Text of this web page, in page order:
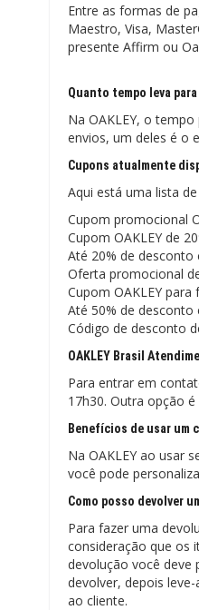
Entre as formas de
Maestro, Visa,
presente Affirm ou
Quanto tempo leva
Na OAKLEY, o
envios, um deles é o
Cupons atualmente
Aqui está uma lista
Cupom promocional
Cupom OAKLEY de
Até 20% de
Oferta promocional
Cupom OAKLEY para
Até 50% de desconto
Código de desconto
OAKLEY Brasil
Para entrar em
17h30. Outra opção
Benefícios de usar um
Na OAKLEY ao usar
você pode
Como posso devolver
Para fazer uma
consideração que os
devolução você deve
devolver, depois
ao cliente.